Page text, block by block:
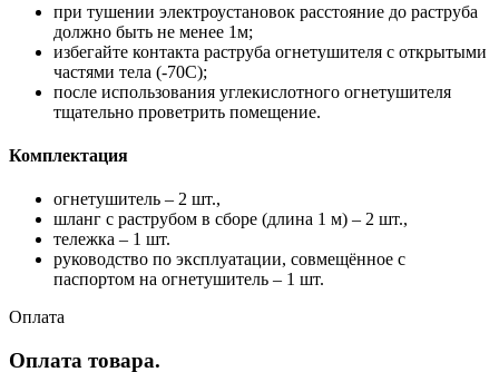
при тушении электроустановок расстояние до раструба
должно быть не менее 1м;
избегайте контакта раструба огнетушителя с открытыми
частями тела (-70С);
после использования углекислотного огнетушителя
тщательно проветрить помещение.
Комплектация
огнетушитель – 2 шт.,
шланг с раструбом в сборе (длина 1 м) – 2 шт.,
тележка – 1 шт.
руководство по эксплуатации, совмещённое с
паспортом на огнетушитель – 1 шт.
Оплата
Оплата товара.